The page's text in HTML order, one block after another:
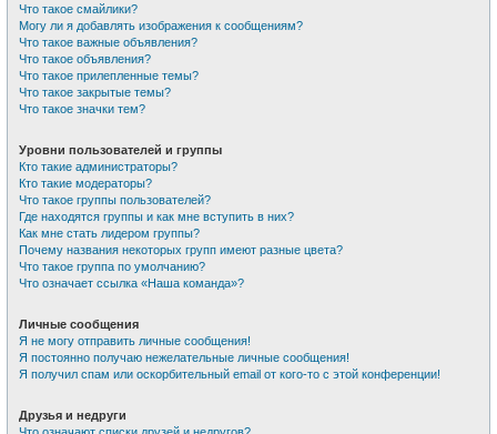
Что такое смайлики?
Могу ли я добавлять изображения к сообщениям?
Что такое важные объявления?
Что такое объявления?
Что такое прилепленные темы?
Что такое закрытые темы?
Что такое значки тем?
Уровни пользователей и группы
Кто такие администраторы?
Кто такие модераторы?
Что такое группы пользователей?
Где находятся группы и как мне вступить в них?
Как мне стать лидером группы?
Почему названия некоторых групп имеют разные цвета?
Что такое группа по умолчанию?
Что означает ссылка «Наша команда»?
Личные сообщения
Я не могу отправить личные сообщения!
Я постоянно получаю нежелательные личные сообщения!
Я получил спам или оскорбительный email от кого-то с этой конференции!
Друзья и недруги